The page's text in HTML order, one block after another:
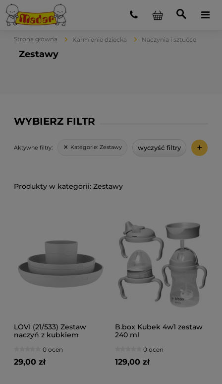
Strona główna Karmienie dziecka Naczynia i sztućce
Zestawy
WYBIERZ FILTR
Aktywne filtry: Kategorie: Zestawy wyczyść filtry +
Zestawy
LOVI (21/533) Zestaw
naczyń z kubkiem
0 ocen
29,00 zł
B.box Kubek 4w1 zestaw
240 ml
0 ocen
129,00 zł